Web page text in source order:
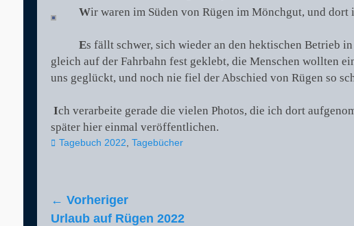
Wir waren im Süden von Rügen im Mönchgut, und dort
Es fällt schwer, sich wieder an den hektischen Betrieb
gleich auf der Fahrbahn fest geklebt, die Menschen wollten
uns geglückt, und noch nie fiel der Abschied von Rügen so
Ich verarbeite gerade die vielen Photos, die ich dort
später hier einmal veröffentlichen.
Kategorien
Tagebuch 2022 Tagebücher
Beitragsnavigation
← Vorheriger
Vorheriger
Urlaub auf Rügen 2022